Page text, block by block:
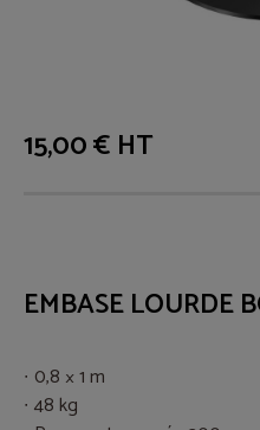
15,00 € HT
EMBASE LOURDE
0,8 × 1 m
48 kg